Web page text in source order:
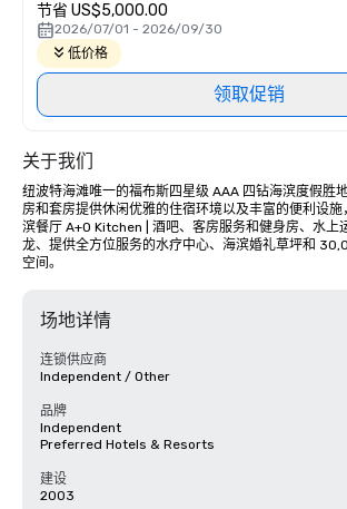
节省 US$5,000.00
2026/07/01 - 2026/09/30
低价格
领取促销
关于我们
纽波特海滩唯一的福布斯四星级 AAA 四钻海滨度假胜
房和套房提供休闲优雅的住宿环境以及丰富的便利设
滨餐厅 A+O Kitchen | 酒吧、客房服务和健身房、水上
龙、提供全方位服务的水疗中心、海滨婚礼草坪和
空间。
场地详情
连锁供应商
Independent / Other
品牌
Independent
Preferred Hotels & Resorts
建设
2003